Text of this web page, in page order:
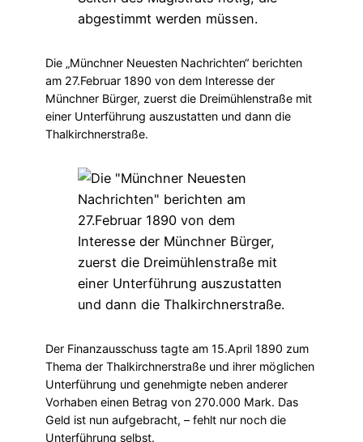
Die „Münchner Neuesten Nachrichten“ berichten
am 27.Februar 1890 von dem Interesse der
Münchner Bürger, zuerst die Dreimühlenstraße mit
einer Unterführung auszustatten und dann die
Thalkirchnerstraße.
Der Finanzausschuss tagte am 15.April 1890 zum
Thema der Thalkirchnerstraße und ihrer möglichen
Unterführung und genehmigte neben anderer
Vorhaben einen Betrag von 270.000 Mark. Das
Geld ist nun aufgebracht, – fehlt nur noch die
Unterführung selbst.